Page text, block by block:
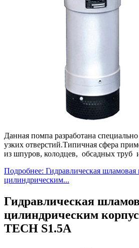
Данная помпа разработана
узких отверстий.Типичная сфера
из шпуров, колодцев, обсадных труб
Подробнее: Гидравлическая шламовая
цилиндрическим...
Гидравлическая
цилиндрическим
TECH S1.5A